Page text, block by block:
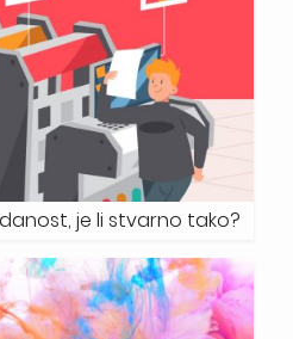
je li stvarno tako?